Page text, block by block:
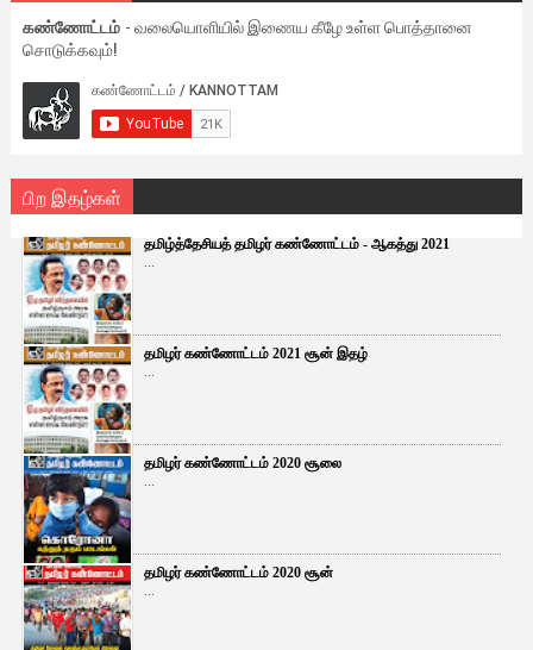
கண்ணோட்டம் - வலையொளியில் இணைய கீழே உள்ள பொத்தானை
சொடுக்கவும்!
பிற இதழ்கள்
தமிழ்த்தேசியத் தமிழர் கண்ணோட்டம் - ஆகத்து 2021
...
தமிழர் கண்ணோட்டம் 2021 சூன் இதழ்
...
தமிழர் கண்ணோட்டம் 2020 சூலை
...
தமிழர் கண்ணோட்டம் 2020 சூன்
...